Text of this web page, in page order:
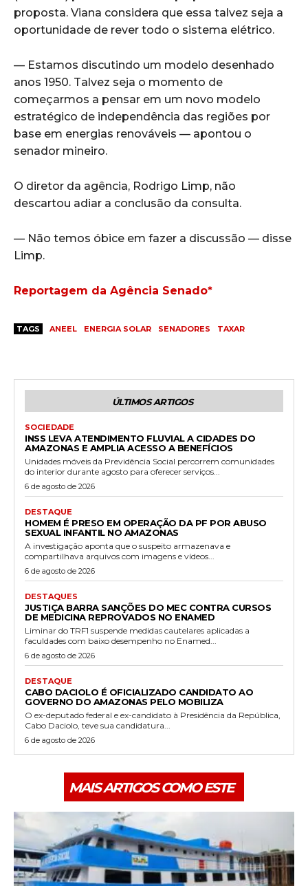
proposta. Viana considera que essa talvez seja a
oportunidade de rever todo o sistema elétrico.
— Estamos discutindo um modelo desenhado
anos 1950. Talvez seja o momento de
começarmos a pensar em um novo modelo
estratégico de independência das regiões por
base em energias renováveis — apontou o
senador mineiro.
O diretor da agência, Rodrigo Limp, não
descartou adiar a conclusão da consulta.
— Não temos óbice em fazer a discussão — disse
Limp.
Reportagem da Agência Senado*
TAGS ANEEL ENERGIA SOLAR SENADORES TAXAR
ÚLTIMOS ARTIGOS
SOCIEDADE
INSS LEVA ATENDIMENTO FLUVIAL A CIDADES DO
AMAZONAS E AMPLIA ACESSO A BENEFÍCIOS
Unidades móveis da Previdência Social percorrem comunidades
do interior durante agosto para oferecer serviços...
6 de agosto de 2026
DESTAQUE
HOMEM É PRESO EM OPERAÇÃO DA PF POR ABUSO
SEXUAL INFANTIL NO AMAZONAS
A investigação aponta que o suspeito armazenava e
compartilhava arquivos com imagens e vídeos...
6 de agosto de 2026
DESTAQUES
JUSTIÇA BARRA SANÇÕES DO MEC CONTRA CURSOS
DE MEDICINA REPROVADOS NO ENAMED
Liminar do TRF1 suspende medidas cautelares aplicadas a
faculdades com baixo desempenho no Enamed...
6 de agosto de 2026
DESTAQUE
CABO DACIOLO É OFICIALIZADO CANDIDATO AO
GOVERNO DO AMAZONAS PELO MOBILIZA
O ex-deputado federal e ex-candidato à Presidência da República,
Cabo Daciolo, teve sua candidatura...
6 de agosto de 2026
MAIS ARTIGOS COMO ESTE